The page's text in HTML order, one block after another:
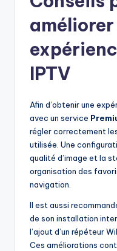
améliorer
IPTV
Afin d’obtenir une
avec un service
régler correctement
utilisée. Une
qualité d’image et la
organisation des
navigation.
Il est aussi
de son installation
l’ajout d’un répéteur
Ces améliorations